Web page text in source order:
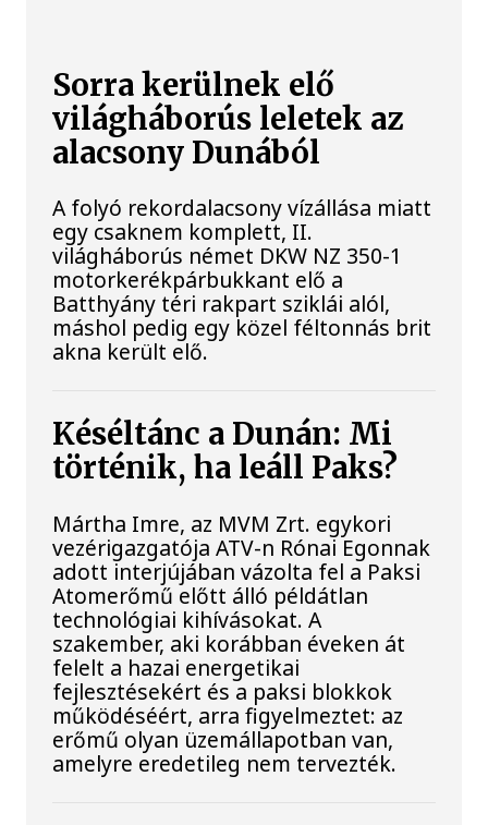
Sorra kerülnek elő
világháborús leletek az
alacsony Dunából
A folyó rekordalacsony vízállása miatt
egy csaknem komplett, II.
világháborús német DKW NZ 350-1
motorkerékpárbukkant elő a
Batthyány téri rakpart sziklái alól,
máshol pedig egy közel féltonnás brit
akna került elő.
Késéltánc a Dunán: Mi
történik, ha leáll Paks?
Mártha Imre, az MVM Zrt. egykori
vezérigazgatója ATV-n Rónai Egonnak
adott interjújában vázolta fel a Paksi
Atomerőmű előtt álló példátlan
technológiai kihívásokat. A
szakember, aki korábban éveken át
felelt a hazai energetikai
fejlesztésekért és a paksi blokkok
működéséért, arra figyelmeztet: az
erőmű olyan üzemállapotban van,
amelyre eredetileg nem tervezték.